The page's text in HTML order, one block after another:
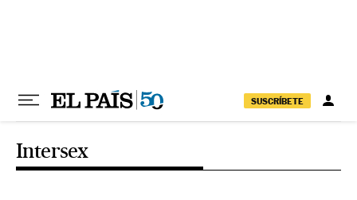
SUSCRÍBETE
Intersex